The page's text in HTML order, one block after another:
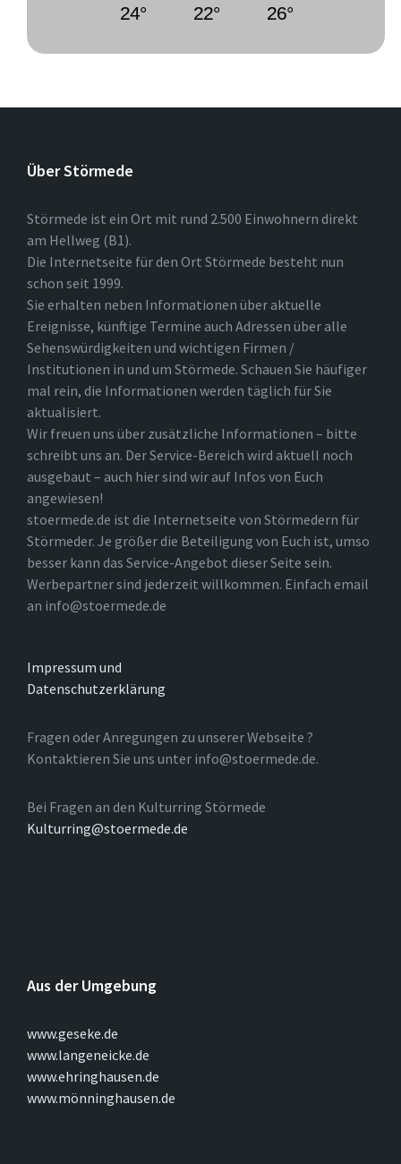
24° 22° 26°
Über Störmede
Störmede ist ein Ort mit rund 2.500 Einwohnern direkt
am Hellweg (B1).
Die Internetseite für den Ort Störmede besteht nun
schon seit 1999.
Sie erhalten neben Informationen über aktuelle
Ereignisse, künftige Termine auch Adressen über alle
Sehenswürdigkeiten und wichtigen Firmen /
Institutionen in und um Störmede. Schauen Sie häufiger
mal rein, die Informationen werden täglich für Sie
aktualisiert.
Wir freuen uns über zusätzliche Informationen – bitte
schreibt uns an. Der Service-Bereich wird aktuell noch
ausgebaut – auch hier sind wir auf Infos von Euch
angewiesen!
stoermede.de ist die Internetseite von Störmedern für
Störmeder. Je größer die Beteiligung von Euch ist, umso
besser kann das Service-Angebot dieser Seite sein.
Werbepartner sind jederzeit willkommen. Einfach email
an info@stoermede.de
Impressum und
Datenschutzerklärung
Fragen oder Anregungen zu unserer Webseite ?
Kontaktieren Sie uns unter info@stoermede.de.
Bei Fragen an den Kulturring Störmede
Kulturring@stoermede.de
Aus der Umgebung
www.geseke.de
www.langeneicke.de
www.ehringhausen.de
www.mönninghausen.de